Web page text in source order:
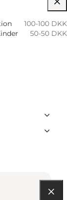
100-100 DKK
50-50 DKK